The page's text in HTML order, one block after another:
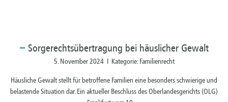
Sorgerechtsübertragung bei häuslicher Gewalt
5. November 2024 I Kategorie: Familienrecht
Häusliche Gewalt stellt für betroffene Familien eine besonders schwierige und
belastende Situation dar. Ein aktueller Beschluss des Oberlandesgerichts (OLG)